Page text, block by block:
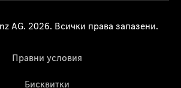
AG. 2026. Всички права запазени.
Правни условия
Бисквитки